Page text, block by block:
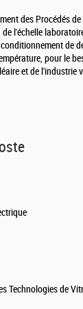
Technologies de
des Procédés
l'échelle
de
pour le
et de l'industrie